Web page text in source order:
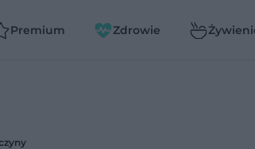
Premium Zdrowie